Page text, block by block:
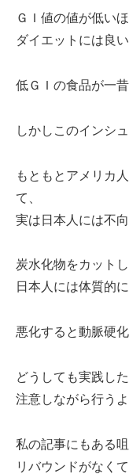
ＧＩ値の値が低い
ダイエットには良
低ＧＩの食品が一
しかしこのインシ
もともとアメリカ
て、
実は日本人には不
炭水化物をカット
日本人には体質的
悪化すると動脈硬
どうしても実践し
注意しながら行う
私の記事にもある
リバウンドがなく